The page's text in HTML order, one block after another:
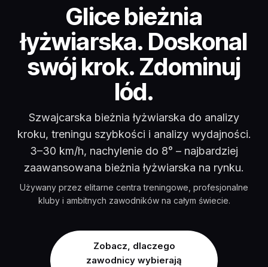
Glice bieżnia
Glice bieżnia
łyżwiarska. Doskonal
swój krok. Zdominuj
lód.
Szwajcarska bieżnia łyżwiarska do analizy
kroku, treningu szybkości i analizy wydajności.
3–30 km/h, nachylenie do 8° – najbardziej
zaawansowana bieżnia łyżwiarska na rynku.
Używany przez elitarne centra treningowe, profesjonalne
kluby i ambitnych zawodników na całym świecie.
Zobacz, dlaczego
zawodnicy wybierają